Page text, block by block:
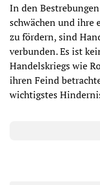
In den
schwächen und
zu fördern, sind
verbunden. Es ist
Handelskriegs wie
ihren Feind
wichtigstes